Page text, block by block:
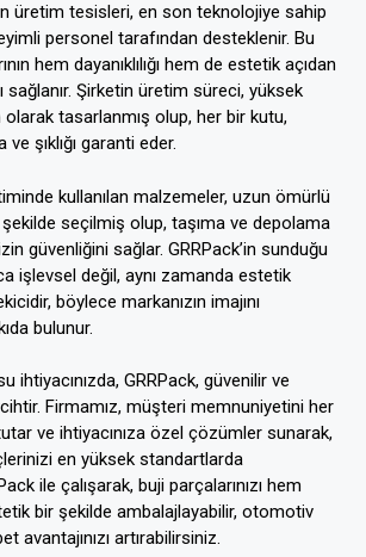
üretim tesisleri, en son teknolojiye sahip
personel tarafından desteklenir. Bu
hem dayanıklılığı hem de estetik açıdan
Şirketin üretim süreci, yüksek
tasarlanmış olup, her bir kutu,
şıklığı garanti eder.
kullanılan malzemeler, uzun ömürlü
seçilmiş olup, taşıma ve depolama
güvenliğini sağlar. GRRPack’in sunduğu
işlevsel değil, aynı zamanda estetik
böylece markanızın imajını
bulunur.
ihtiyacınızda, GRRPack, güvenilir ve
Firmamız, müşteri memnuniyetini her
ve ihtiyacınıza özel çözümler sunarak,
en yüksek standartlarda
ile çalışarak, buji parçalarınızı hem
bir şekilde ambalajlayabilir, otomotiv
avantajınızı artırabilirsiniz.